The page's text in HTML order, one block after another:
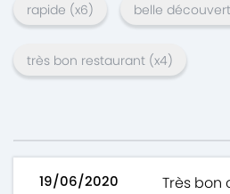
rapide (x6) belle
très bon restaurant (x4)
19/06/2020
Très bon